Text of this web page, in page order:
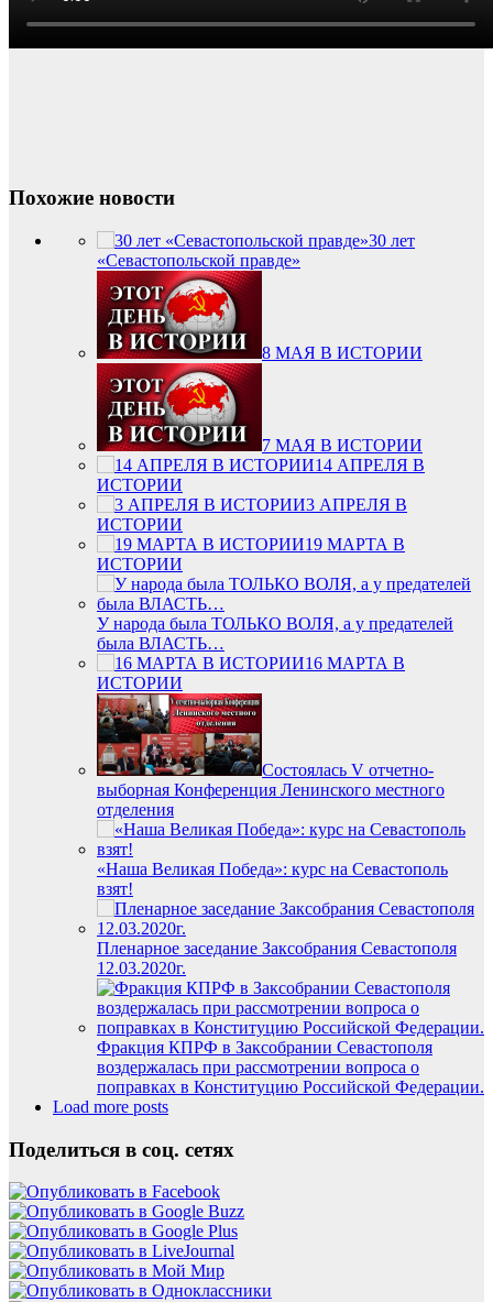
Похожие новости
30 лет
«Севастопольской правде»
8 МАЯ В ИСТОРИИ
7 МАЯ В ИСТОРИИ
14 АПРЕЛЯ В
ИСТОРИИ
3 АПРЕЛЯ В
ИСТОРИИ
19 МАРТА В
ИСТОРИИ
У народа была ТОЛЬКО ВОЛЯ, а у предателей
была ВЛАСТЬ…
16 МАРТА В
ИСТОРИИ
Состоялась V отчетно-
выборная Конференция Ленинского местного
отделения
«Наша Великая Победа»: курс на Севастополь
взят!
Пленарное заседание Заксобрания Севастополя
12.03.2020г.
Фракция КПРФ в Заксобрании Севастополя
воздержалась при рассмотрении вопроса о
поправках в Конституцию Российской Федерации.
Load more posts
Поделиться в соц. сетях